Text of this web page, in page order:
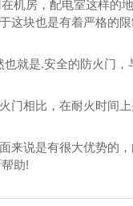
机房，配电室这样的
这块也是有着严格的
就是.安全的防火门
门相比，在耐火时间
来说是有很大优势的
助!